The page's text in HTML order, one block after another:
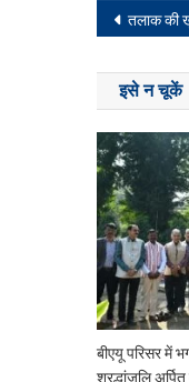
Post
तलाक की खुशी में युवक ने
इसे न चूकें
बीएयू परिसर में
श्रद्धांजलि